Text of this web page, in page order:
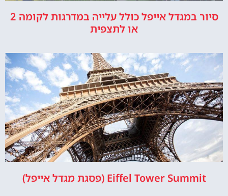
סיור במגדל אייפל כולל עלייה במדרגות לקומה 2
או לתצפית
Eiffel Tower Summit (פסגת מגדל אייפל)